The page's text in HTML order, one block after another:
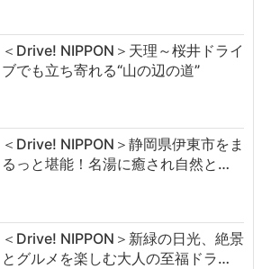
＜Drive! NIPPON＞天理～桜井ドライ
ブでも立ち寄れる“山の辺の道”
＜Drive! NIPPON＞静岡県伊東市をま
るっと堪能！名湯に癒され自然と…
＜Drive! NIPPON＞新緑の日光、絶景
とグルメを楽しむ大人の至福ドラ…